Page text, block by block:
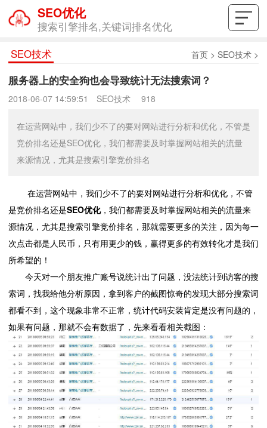
SEO优化
搜索引擎排名,关键词排名优化
SEO技术
首页 > SEO技术 >
服务器上的安全狗也会导致统计无法搜索词？
2018-06-07 14:59:51 SEO技术 918
在运营网站中，我们少不了的要对网站进行分析和优化，不管是
竞价排名还是SEO优化，我们都需要及时掌握网站相关的流量
来源情况，尤其是搜索引擎竞价排名
在运营网站中，我们少不了的要对网站进行分析和优化，不管
是竞价排名还是SEO优化，我们都需要及时掌握网站相关的流量来
源情况，尤其是搜索引擎竞价排名，那就需要更多的关注，因为每一
次点击都是人民币，只有用更少的钱，赢得更多的有效转化才是我们
所希望的！
今天对一个朋友推广账号说统计出了问题，没法统计到访客的搜
索词，找我给他分析原因，拿到客户的截图惊奇的发现大部分搜索词
都看不到，这个现象非常不正常，统计代码安装肯定是没有问题的，
如果有问题，那就不会有数据了，先来看看相关截图：